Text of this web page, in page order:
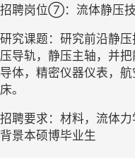
招聘岗位⑦：流体静压
研究课题：研究前沿静
压导轨，静压主轴，并
导体，精密仪器仪表，
床。
招聘要求：材料，流体
背景本硕博毕业生